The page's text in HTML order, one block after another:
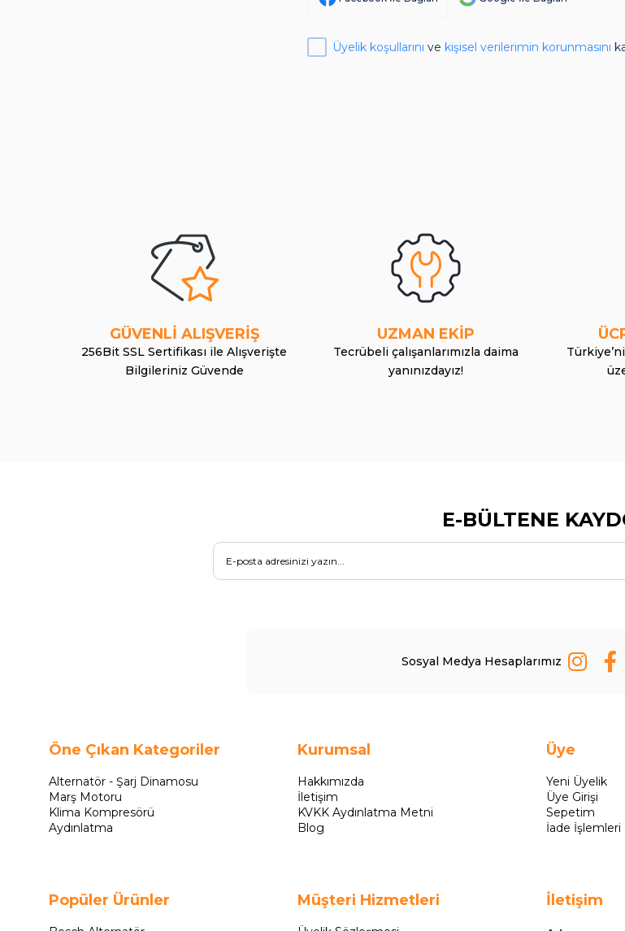
Üyelik koşullarını ve kişisel verilerimin korunmasını
GÜVENLİ ALIŞVERİŞ
256Bit SSL Sertifikası ile Alışverişte
Bilgileriniz Güvende
UZMAN EKİP
Tecrübeli çalışanlarımızla daima
yanınızdayız!
E-BÜLTENE
Sosyal Medya Hesaplarımız
Öne Çıkan Kategoriler
Alternatör - Şarj Dinamosu
Marş Motoru
Klima Kompresörü
Aydınlatma
Popüler Ürünler
Kurumsal
Hakkımızda
İletişim
KVKK Aydınlatma Metni
Blog
Müşteri Hizmetleri
Üye
Yeni Üyelik
Üye Girişi
Sepetim
İade İşlemleri
İletişim